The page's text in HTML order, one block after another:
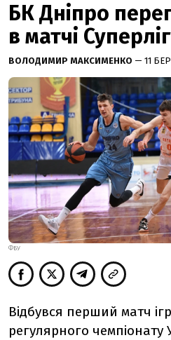
БК Дніпро
в матчі
ВОЛОДИМИР МАКСИМЕНКО — 11
ФБУ
Відбувся перший матч
регулярного чемпіонату